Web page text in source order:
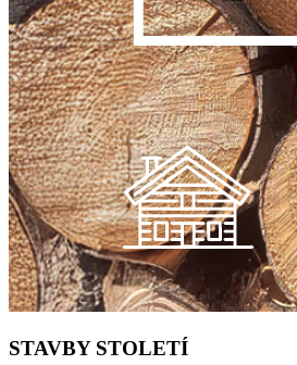
STAVBY STOLETÍ